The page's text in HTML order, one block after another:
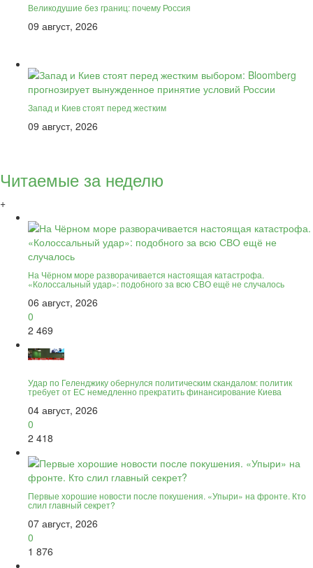
Великодушие без границ: почему Россия
09 август, 2026
Запад и Киев стоят перед жестким
09 август, 2026
Читаемые за неделю
+
На Чёрном море разворачивается настоящая катастрофа.
«Колоссальный удар»: подобного за всю СВО ещё не случалось
06 август, 2026
0
2 469
Удар по Геленджику обернулся политическим скандалом: политик
требует от ЕС немедленно прекратить финансирование Киева
04 август, 2026
0
2 418
Первые хорошие новости после покушения. «Упыри» на фронте. Кто
слил главный секрет?
07 август, 2026
0
1 876